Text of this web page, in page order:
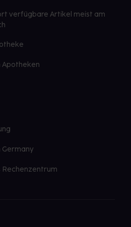
verfügbare Artikel meist am
Apotheken